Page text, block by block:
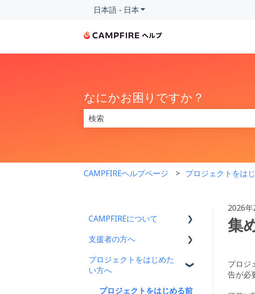
日本語 - 日本翻訳のサブメニューを表示
なにかお困りですか？
CAMPFIREヘルプページ プロジェクトをは
2026
集
プロジ
告が必
CAMPFIREについて
CAMPFIRE各種制度の規約
CAMPFIREふるさと納税に
支援者の方へ
支援に関するよくある質問
プロジェクトをはじめた
い方へ
プロジェクトをはじめる前